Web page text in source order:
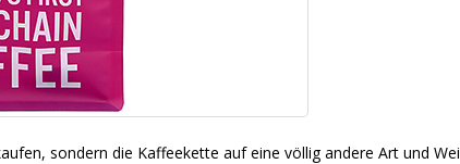
sondern die Kaffeekette auf eine völlig andere Art und